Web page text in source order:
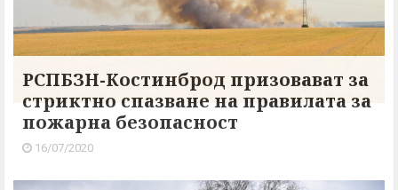
РСПБЗН-Костинброд призовават за
стриктно спазване на правилата за
пожарна безопасност
16/07/2020